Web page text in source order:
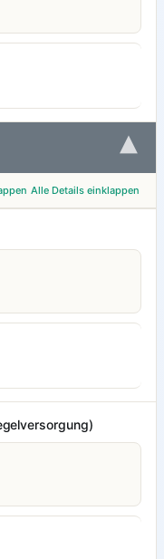
▾
Alle Details einklappen